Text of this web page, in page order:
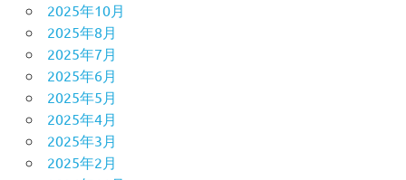
2025年10月
2025年8月
2025年7月
2025年6月
2025年5月
2025年4月
2025年3月
2025年2月